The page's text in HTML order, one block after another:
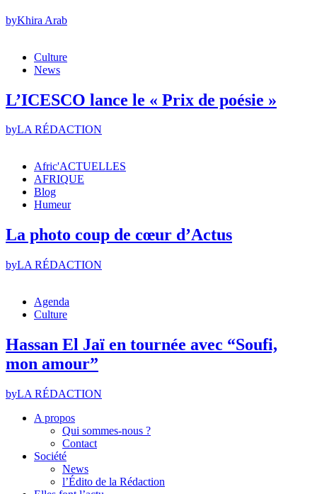
byKhira Arab
Culture
News
L’ICESCO lance le « Prix de poésie »
byLA RÉDACTION
Afric'ACTUELLES
AFRIQUE
Blog
Humeur
La photo coup de cœur d’Actus
byLA RÉDACTION
Agenda
Culture
Hassan El Jaï en tournée avec “Soufi,
mon amour”
byLA RÉDACTION
A propos
Qui sommes-nous ?
Contact
Société
News
l’Édito de la Rédaction